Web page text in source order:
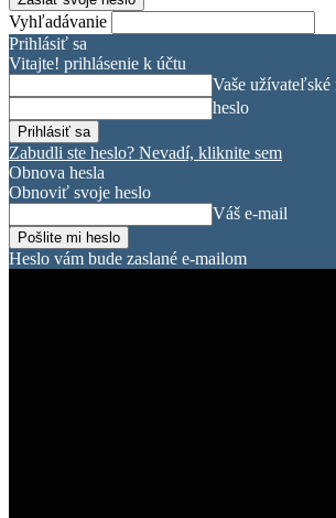
Vyhľadávanie
Prihlásiť sa
Vitajte! prihlásenie k účtu
Vaše užívateľské
heslo
Zabudli ste heslo? Nevadí, kliknite sem
Obnova hesla
Obnoviť svoje heslo
Váš e-mail
Heslo vám bude zaslané e-mailom